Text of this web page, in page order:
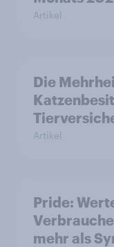
Artikel
Die
Artikel
Pride:
mehr als